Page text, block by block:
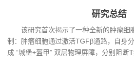
研究总结
该研究首次揭示了一种全新的肿瘤细
制：肿瘤细胞通过激活TGFβ通路，自身
成 “城堡+盔甲” 双层物理屏障，分别阻断